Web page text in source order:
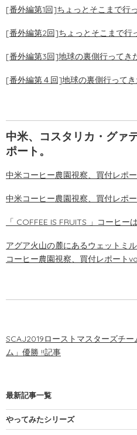
[番外編第1回]ちょっとそこまで行
[番外編第2回]ちょっとそこまで行
[番外編第3回]地球の裏側行ってき
[番外編第４回]地球の裏側行ってき
中米、コスタリカ・グァ
ポート。
中米コーヒー農園視察、買付レポ
中米コーヒー農園視察、買付レポ
「 COFFEE IS FRUITS 」コーヒー
アグア火山の麓にあるウェットミ
コーヒー農園視察、買付レポート
SCAJ2019ローストマスターズチ
ム」優勝 !!記事
最新記事一覧
やってみたシリーズ